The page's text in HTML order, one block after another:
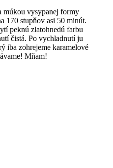
múkou vysypanej formy
170 stupňov asi 50 minút.
peknú zlatohnedú farbu
čistá. Po vychladnutí ju
iba zohrejeme karamelové
Mňam!